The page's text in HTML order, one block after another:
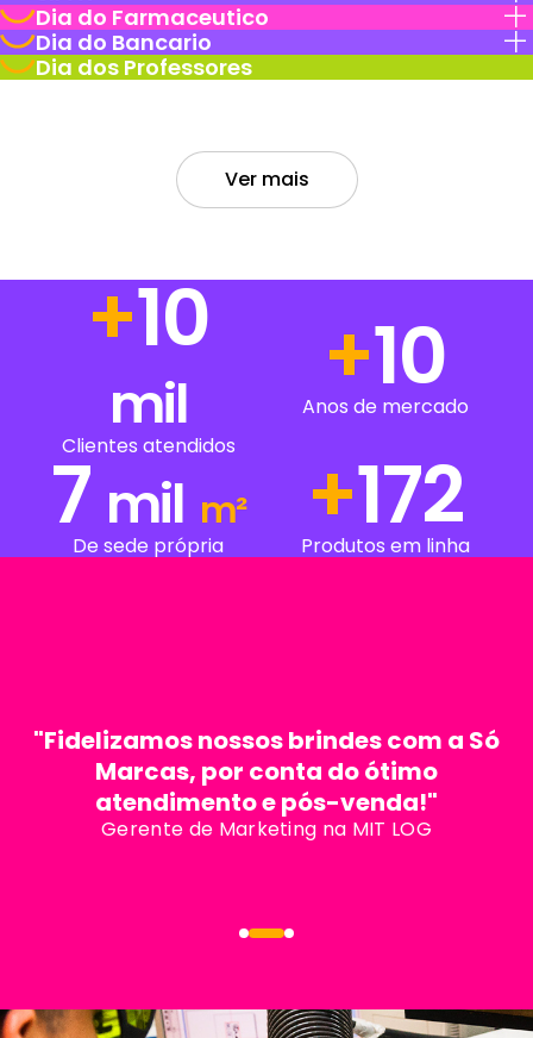
Dia do Farmaceutico
Dia do Bancario
Dia dos Professores
Ver mais
+14
mil
Clientes atendidos
+14
Anos de mercado
7 mil m²
De sede própria +234
Produtos em linha
"Fidelizamos nossos brindes com a Só
Marcas, por conta do ótimo
atendimento e pós-venda!"
Gerente de Marketing na MIT LOG